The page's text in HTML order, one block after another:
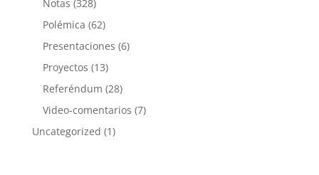
Notas (328)
Polémica (62)
Presentaciones (6)
Proyectos (13)
Referéndum (28)
Video-comentarios (7)
Uncategorized (1)